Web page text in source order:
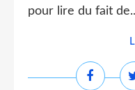
pour lire du fait